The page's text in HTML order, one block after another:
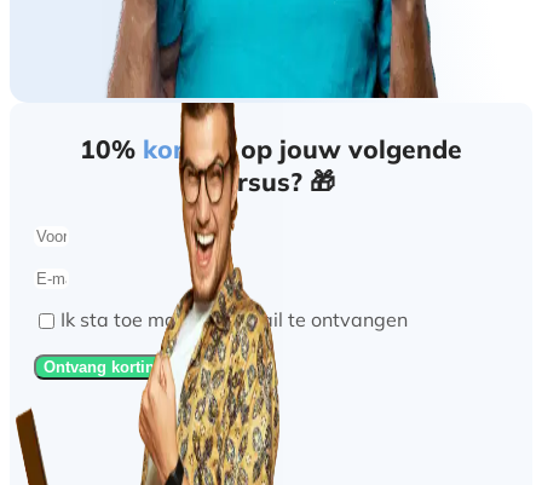
10% kortingop jouw volgende
cursus? 🎁
Ik sta toe marketing mail te ontvangen
Ontvang korting